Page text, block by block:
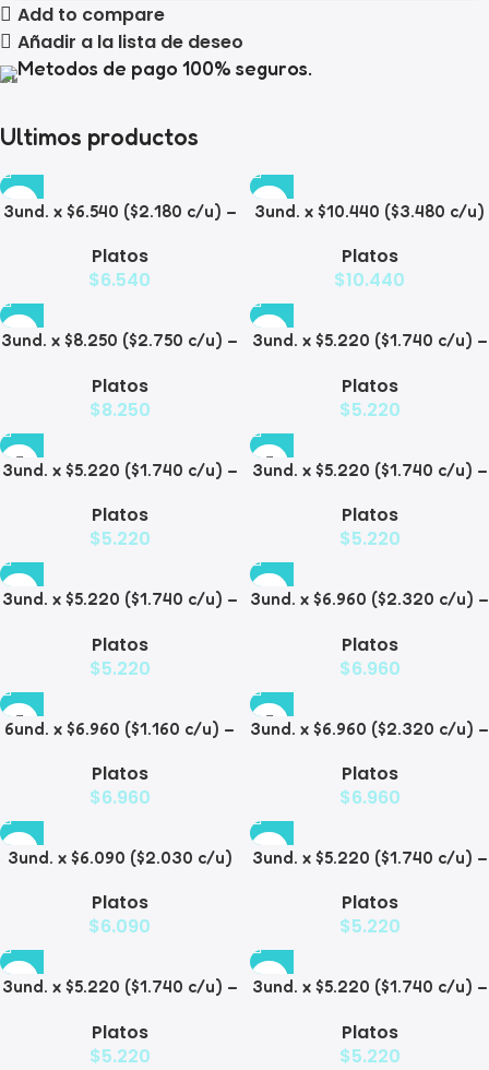
Add to compare
Añadir a la lista de deseo
Metodos de pago 100% seguros.
Ultimos productos
3und. x $6.540 ($2.180 c/u) –
Mascotas con Diseño
Decorativo
Platos
$6.540
3und. x $10.440 ($3.480 c/u)
Mascotas con Bowl de Acero
Platos
$10.440
3und. x $8.250 ($2.750 c/u) –
Mascotas con Diseño de
Gatos
Platos
$8.250
3und. x $5.220 ($1.740 c/u) –
Mascotas Texturizado
Platos
$5.220
3und. x $5.220 ($1.740 c/u) –
Mascotas Diseño Pastel
Platos
$5.220
3und. x $5.220 ($1.740 c/u) –
Mascotas con Diseños
Estampados
Platos
$5.220
3und. x $5.220 ($1.740 c/u) –
Mascotas con Diseño
Platos
$5.220
3und. x $6.960 ($2.320 c/u) –
Mascotas con Patitas
Platos
$6.960
6und. x $6.960 ($1.160 c/u) –
Mascotas
Platos
$6.960
3und. x $6.960 ($2.320 c/u) –
Pollito
Platos
$6.960
3und. x $6.090 ($2.030 c/u)
Platos
$6.090
3und. x $5.220 ($1.740 c/u) –
Platos
$5.220
3und. x $5.220 ($1.740 c/u) –
Platos
$5.220
3und. x $5.220 ($1.740 c/u) –
Platos
$5.220